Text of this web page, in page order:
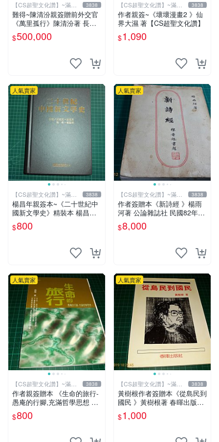
【CS超聖文化讚】~滿千
元送運
3838
難得~陳清汾親簽贈前外交官
《萬里孤行》陳清汾著 長風
出版 民國45年初版 【CS超
聖文化讚】
$500,000
【CS超聖文化讚】~滿千
元送運
3838
作者親簽~《壞壞漫畫2 》仙
界大濕 著【CS超聖文化讚】
$1,090
人氣賣家
【CS超聖文化讚】~滿千
元送運
3838
楊昌年親簽本~《二十世紀中
國新文學史》精裝本 楊昌年
等著 駱駝 2005年 【CS超聖
文化2讚】
$800
人氣賣家
【CS超聖文化讚】~滿千
元送運
3838
作者簽贈本《新詩經 》楊雨
河著 公論雜誌社 民國82年初
版 書有泛黃 內有作者合照
【CS 超聖文化讚】
$8,000
人氣賣家
【CS超聖文化讚】~滿千
元送運
3838
作者親簽贈本 《生命的旅行-
愚庵的行腳,充滿哲學思想 》
愚庵著 三源出版社 2001年初
版 9成新 【CS超聖文化讚】
$800
人氣賣家
【CS超聖文化讚】~滿千
元送運
3838
黃樹根作者簽贈本《從島民到
國民 》黃樹根著 春暉出版社
民國78年出版 扉頁有斑 【C
S 超聖文化讚】
$1,000